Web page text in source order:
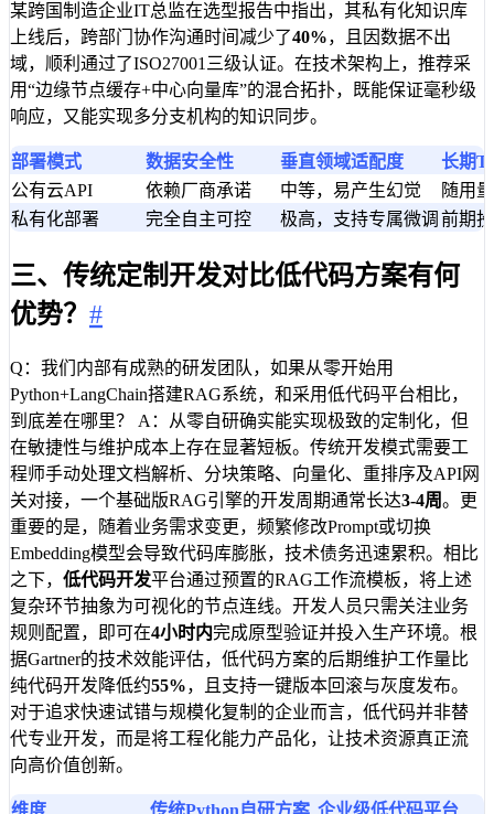
某跨国制造企业IT总监在选型报告中指出，其私有化知识库
上线后，跨部门协作沟通时间减少了40%，且因数据不出
域，顺利通过了ISO27001三级认证。在技术架构上，推荐采
用“边缘节点缓存+中心向量库”的混合拓扑，既能保证毫秒级
响应，又能实现多分支机构的知识同步。
部署模式 数据安全性 垂直领域适配度
长期
公有云API
依赖厂商承诺 中等，易产生幻觉
随用
私有化部署
完全自主可控 极高，支持专属微调 前期
三、传统定制开发对比低代码方案有何
优势？ #
Q：我们内部有成熟的研发团队，如果从零开始用
Python+LangChain搭建RAG系统，和采用低代码平台相比，
到底差在哪里？ A：从零自研确实能实现极致的定制化，但
在敏捷性与维护成本上存在显著短板。传统开发模式需要工
程师手动处理文档解析、分块策略、向量化、重排序及API网
关对接，一个基础版RAG引擎的开发周期通常长达3-4周。更
重要的是，随着业务需求变更，频繁修改Prompt或切换
Embedding模型会导致代码库膨胀，技术债务迅速累积。相比
之下， 低代码开发平台通过预置的RAG工作流模板，将上述
复杂环节抽象为可视化的节点连线。开发人员只需关注业务
规则配置，即可在4小时内完成原型验证并投入生产环境。根
据Gartner的技术效能评估，低代码方案的后期维护工作量比
纯代码开发降低约55%，且支持一键版本回滚与灰度发布。
对于追求快速试错与规模化复制的企业而言，低代码并非替
代专业开发，而是将工程化能力产品化，让技术资源真正流
向高价值创新。
维度 传统Python自研方案 企业级低代码平台